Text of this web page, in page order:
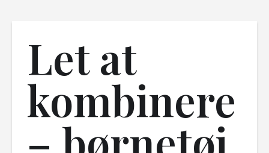
Let at
kombinere
– børnetøj